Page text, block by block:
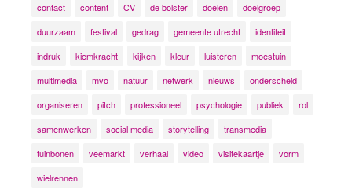
contact
content CV de bolster doelen
doelgroep
duurzaam
festival gedrag gemeente utrecht
identiteit
indruk
kiemkracht kijken kleur luisteren
moestuin
multimedia
mvo natuur netwerk nieuws
onderscheid
organiseren
pitch professioneel psychologie publiek
rol
samenwerken
social media storytelling
transmedia
tuinbonen
veemarkt verhaal video visitekaartje
vorm
wielrennen